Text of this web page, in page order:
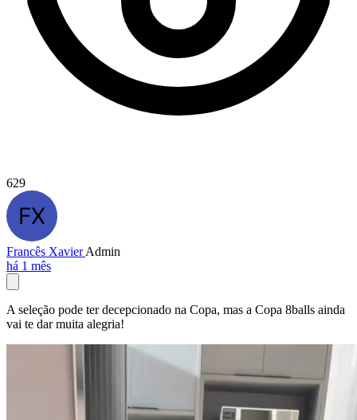
629
Francês XavierAdmin
há 1 mês
A seleção pode ter decepcionado na Copa, mas a Copa 8balls ainda
vai te dar muita alegria!